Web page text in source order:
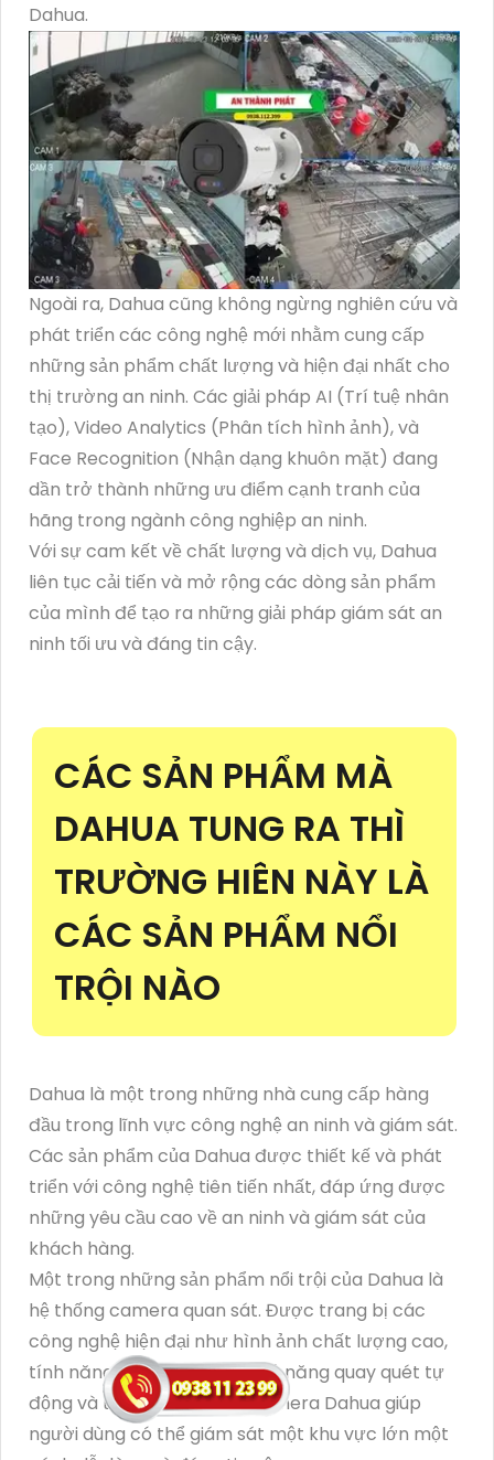
Dahua.
Ngoài ra, Dahua cũng không ngừng nghiên cứu và
phát triển các công nghệ mới nhằm cung cấp
những sản phẩm chất lượng và hiện đại nhất cho
thị trường an ninh. Các giải pháp AI (Trí tuệ nhân
tạo), Video Analytics (Phân tích hình ảnh), và
Face Recognition (Nhận dạng khuôn mặt) đang
dần trở thành những ưu điểm cạnh tranh của
hãng trong ngành công nghiệp an ninh.
Với sự cam kết về chất lượng và dịch vụ, Dahua
liên tục cải tiến và mở rộng các dòng sản phẩm
của mình để tạo ra những giải pháp giám sát an
ninh tối ưu và đáng tin cậy.
CÁC SẢN PHẨM MÀ
DAHUA TUNG RA THÌ
TRƯỜNG HIÊN NÀY LÀ
CÁC SẢN PHẨM NỔI
TRỘI NÀO
Dahua là một trong những nhà cung cấp hàng
đầu trong lĩnh vực công nghệ an ninh và giám sát.
Các sản phẩm của Dahua được thiết kế và phát
triển với công nghệ tiên tiến nhất, đáp ứng được
những yêu cầu cao về an ninh và giám sát của
khách hàng.
Một trong những sản phẩm nổi trội của Dahua là
hệ thống camera quan sát. Được trang bị các
công nghệ hiện đại như hình ảnh chất lượng cao,
tính năng pan/tilt/zoom, khả năng quay quét tự
động và tầm nhìn xa, các camera Dahua giúp
người dùng có thể giám sát một khu vực lớn một